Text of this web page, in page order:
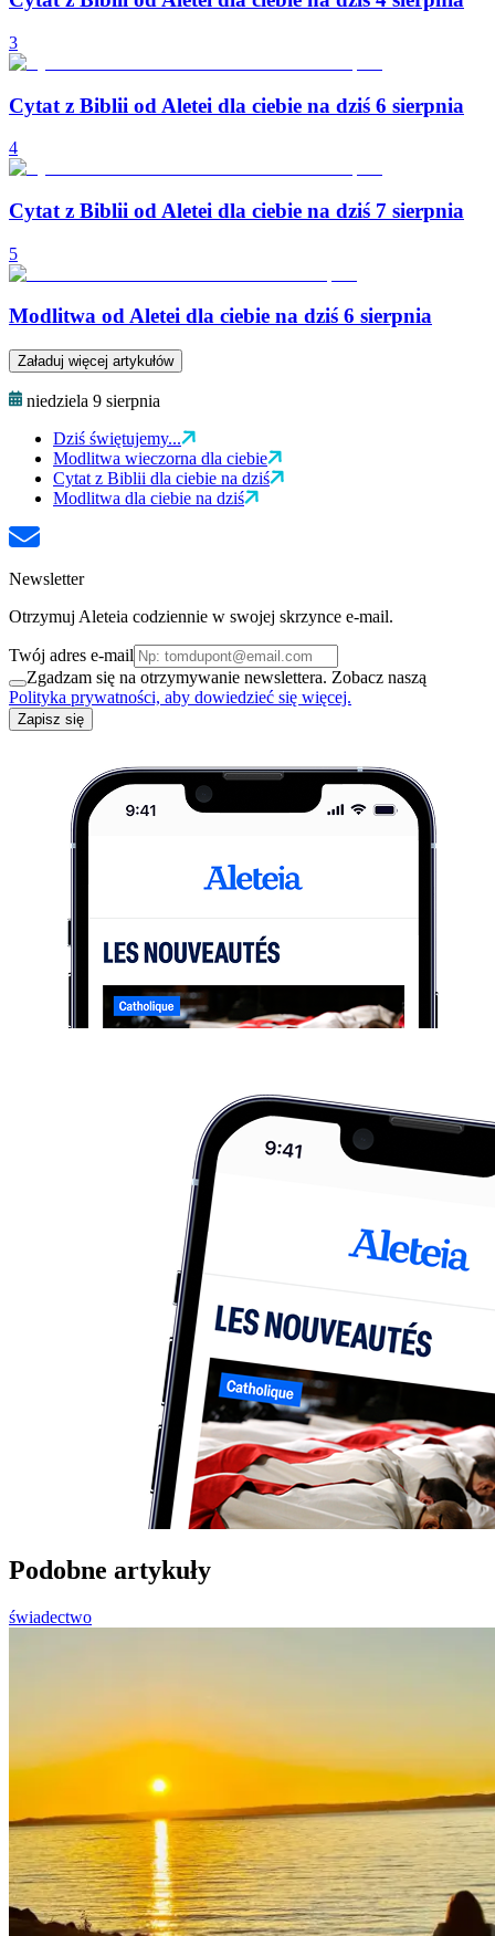
3
Cytat z Biblii od Aletei dla ciebie na dziś 6 sierpnia
4
Cytat z Biblii od Aletei dla ciebie na dziś 7 sierpnia
5
Modlitwa od Aletei dla ciebie na dziś 6 sierpnia
Załaduj więcej artykułów
niedziela 9 sierpnia
Dziś świętujemy...
Modlitwa wieczorna dla ciebie
Cytat z Biblii dla ciebie na dziś
Modlitwa dla ciebie na dziś
Newsletter
Otrzymuj Aleteia codziennie w swojej skrzynce e-mail.
Twój adres e-mail
Zgadzam się na otrzymywanie newslettera. Zobacz naszą
Polityka prywatności, aby dowiedzieć się więcej.
Zapisz się
Podobne artykuły
świadectwo